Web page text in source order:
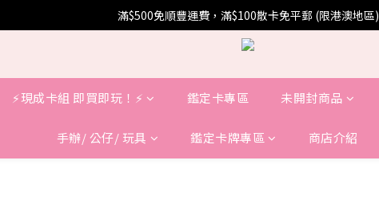
滿$500免順豐運費，滿$100散卡免平郵 (限港澳地區)
⚡️現成卡組 即買即玩！⚡️ 鑑定卡專區 未開封商品
手辦/ 公仔/ 玩具 鑑定卡牌專區 商店介紹